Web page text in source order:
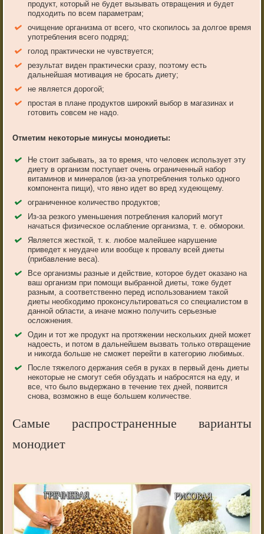
продукт, который не будет вызывать отвращения и будет
подходить по всем параметрам;
очищение организма от всего, что скопилось за долгое время
употребления всего подряд;
голод практически не чувствуется;
результат виден практически сразу, поэтому есть
дальнейшая мотивация не бросать диету;
не является дорогой;
простая в плане продуктов широкий выбор в магазинах и
готовить совсем не надо.
Отметим некоторые минусы монодиеты:
Не стоит забывать, за то время, что человек использует эту
диету в организм поступает очень ограниченный набор
витаминов и минералов (из-за употребления только одного
компонента пищи), что явно идет во вред худеющему.
ограниченное количество продуктов;
Из-за резкого уменьшения потребления калорий могут
начаться физическое ослабление организма, т. е. обмороки.
Является жесткой, т. к. любое малейшее нарушение
приведет к неудаче или вообще к провалу всей диеты
(прибавление веса).
Все организмы разные и действие, которое будет оказано на
ваш организм при помощи выбранной диеты, тоже будет
разным, а соответственно перед использованием такой
диеты необходимо проконсультироваться со специалистом в
данной области, а иначе можно получить серьезные
осложнения.
Один и тот же продукт на протяжении нескольких дней может
надоесть, и потом в дальнейшем вызвать только отвращение
и никогда больше не сможет перейти в категорию любимых.
После тяжелого держания себя в руках в первый день диеты
некоторые не смогут себя обуздать и набросятся на еду, и
все, что было выдержано в течение тех дней, появится
снова, возможно в еще большем количестве.
Самые распространенные варианты
монодиет